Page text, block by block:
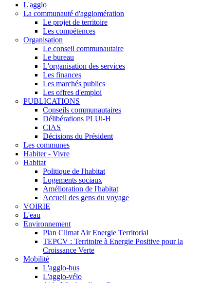
L'agglo
La communauté d'agglomération
Le projet de territoire
Les compétences
Organisation
Le conseil communautaire
Le bureau
L'organisation des services
Les finances
Les marchés publics
Les offres d'emploi
PUBLICATIONS
Conseils communautaires
Délibérations PLUi-H
CIAS
Décisions du Président
Les communes
Habiter - Vivre
Habitat
Politique de l'habitat
Logements sociaux
Amélioration de l'habitat
Accueil des gens du voyage
VOIRIE
L'eau
Environnement
Plan Climat Air Energie Territorial
TEPCV : Territoire à Energie Positive pour la
Croissance Verte
Mobilité
L'agglo-bus
L'agglo-vélo